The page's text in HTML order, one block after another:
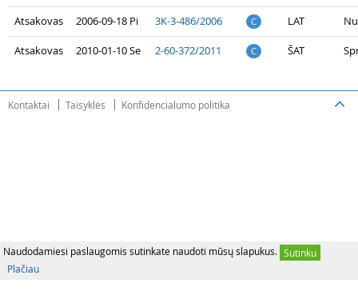
Naudodamiesi paslaugomis sutinkate naudoti mūsų slapukus. Sutinku
Plačiau
Atsakovas 2006-09-18 Pi 3K-3-486/2006 C LAT
Atsakovas 2010-01-10 Se 2-60-372/2011 C ŠAT
Kontaktai Taisyklės Konfidencialumo politika